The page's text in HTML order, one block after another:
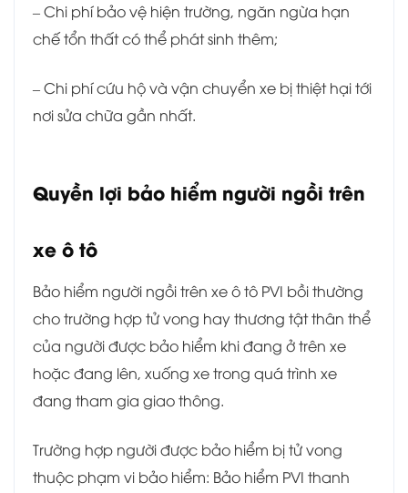
– Chi phí bảo vệ hiện trường, ngăn ngừa hạn
chế tổn thất có thể phát sinh thêm;
– Chi phí cứu hộ và vận chuyển xe bị thiệt hại tới
nơi sửa chữa gần nhất.
Quyền lợi bảo hiểm người ngồi trên
xe ô tô
Bảo hiểm người ngồi trên xe ô tô PVI bồi thường
cho trường hợp tử vong hay thương tật thân thể
của người được bảo hiểm khi đang ở trên xe
hoặc đang lên, xuống xe trong quá trình xe
đang tham gia giao thông.
Trường hợp người được bảo hiểm bị tử vong
thuộc phạm vi bảo hiểm: Bảo hiểm PVI thanh